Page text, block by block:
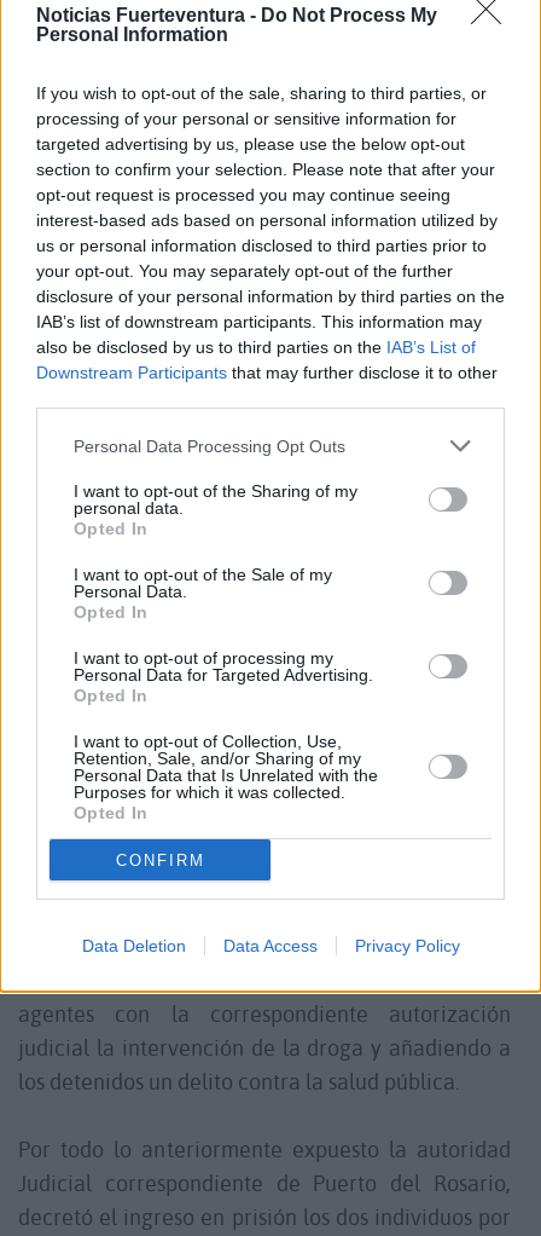
Noticias Fuerteventura - Do Not Process My
Personal Information
If you wish to opt-out of the sale, sharing to third parties, or
processing of your personal or sensitive information for
targeted advertising by us, please use the below opt-out
section to confirm your selection. Please note that after your
opt-out request is processed you may continue seeing
interest-based ads based on personal information utilized by
us or personal information disclosed to third parties prior to
your opt-out. You may separately opt-out of the further
disclosure of your personal information by third parties on the
IAB’s list of downstream participants. This information may
also be disclosed by us to third parties on the IAB’s List of
Downstream Participants that may further disclose it to other
Personal Data Processing Opt Outs
I want to opt-out of the Sharing of my
personal data.
Opted In
I want to opt-out of the Sale of my
Personal Data.
Opted In
I want to opt-out of processing my
Personal Data for Targeted Advertising.
Opted In
I want to opt-out of Collection, Use,
Retention, Sale, and/or Sharing of my
Personal Data that Is Unrelated with the
Purposes for which it was collected.
Opted In
CONFIRM
Data Deletion Data Access Privacy Policy
Detención en el puerto de Morro Jable
Finalmente los agentes del Puesto Principal de
Morro Jable localizaron a las 16:30 horas del
mismo día el vehículo utilizado en el robo,
procediendo a su vez a la detención de los dos
pasajeros que pretendían trasladarse vía marítima
a la isla de Gran Canaria, recuperando la Guardia
Civil en el interior del mismo 45 relojes que fueron
parte de lo robado según lo manifestado en la
correspondiente denuncia, además de 1860 euros
en efectivo.
Además en el curso de las pesquisas policiales
realizadas para continuar con la localización del
resto de efectos sustraídos, la Guardia Civil detectó
envío –mediante paquetería- postal sospechoso por
parte de uno de los detenidos, el cual fue
depositado en una oficina de paquetería de Puerto
del Rosario para ser enviado a Gran Canaria.
Los agentes intervinieron dicho envío, ante las
sospechas de que pudiera contener más objetos del
que presuntamente se iban a enviar los detenidos a
agentes con la correspondiente autorización
judicial la intervención de la droga y añadiendo a
los detenidos un delito contra la salud pública.
Por todo lo anteriormente expuesto la autoridad
Judicial correspondiente de Puerto del Rosario,
decretó el ingreso en prisión los dos individuos por